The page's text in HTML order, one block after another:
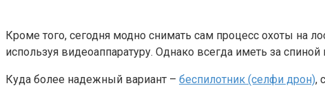
Кроме того, сегодня модно снимать сам процесс охоты на
используя видеоаппаратуру. Однако всегда иметь за
Куда более надежный вариант – беспилотник (селфи дрон),